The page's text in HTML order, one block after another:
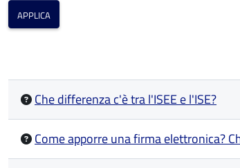
Che differenza c'è tra l'ISEE e l'ISE?
Come apporre una firma elettronica?